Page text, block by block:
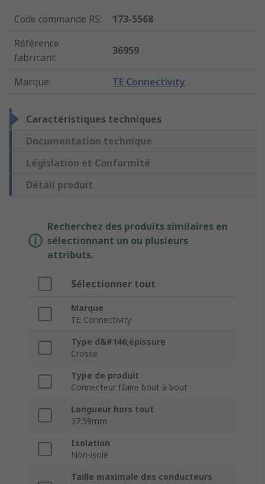
Code commande RS:
173-5568
Référence
fabricant:
36959
Marque: TE Connectivity
Caractéristiques techniques
Documentation technique
Législation et Conformité
Détail produit
Recherchez des produits similaires en
sélectionnant un ou plusieurs
attributs.
Sélectionner tout
Marque
TE Connectivity
Type d&#146;épissure
Crosse
Type de produit
Connecteur filaire bout à bout
Longueur hors tout
37.59mm
Isolation
Non-isolé
Taille maximale des conducteurs